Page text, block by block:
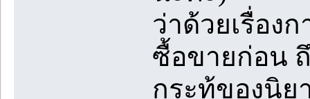
ว่าด้วยเรื่อง
ซื้อขายก่อน
กระทู้ของนิ